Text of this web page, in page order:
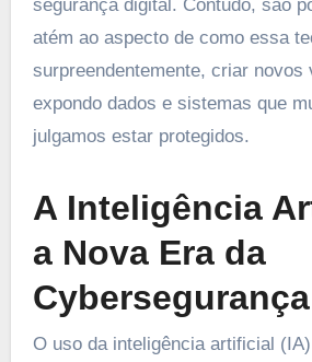
segurança digital. Contudo, são
atém ao aspecto de como essa
surpreendentemente, criar novos
expondo dados e sistemas que
julgamos estar protegidos.
A Inteligência
a Nova Era da
Cybersegurança
O uso da inteligência artificial